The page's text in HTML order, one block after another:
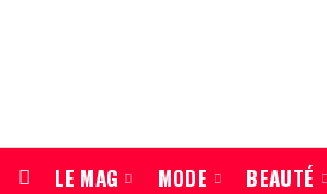
LE MAG MODE BEAUTÉ